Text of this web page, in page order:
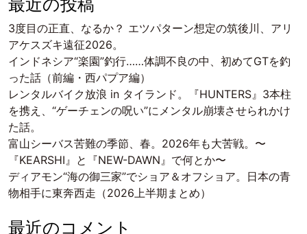
シ
ョ
ン
最近の投稿
3度目の正直、なるか？ エツパターン想定の筑後川、アリ
アケスズキ遠征2026。
インドネシア“楽園”釣行……体調不良の中、初めてGTを釣
った話（前編・西パプア編）
レンタルバイク放浪 in タイランド。『HUNTERS』3本柱
を携え、“ゲーチェンの呪い”にメンタル崩壊させられかけ
た話。
富山シーバス苦難の季節、春。2026年も大苦戦。〜
『KEARSHI』と『NEW-DAWN』で何とか〜
ディアモン“海の御三家”でショア＆オフショア。日本の青
物相手に東奔西走（2026上半期まとめ）
最近のコメント